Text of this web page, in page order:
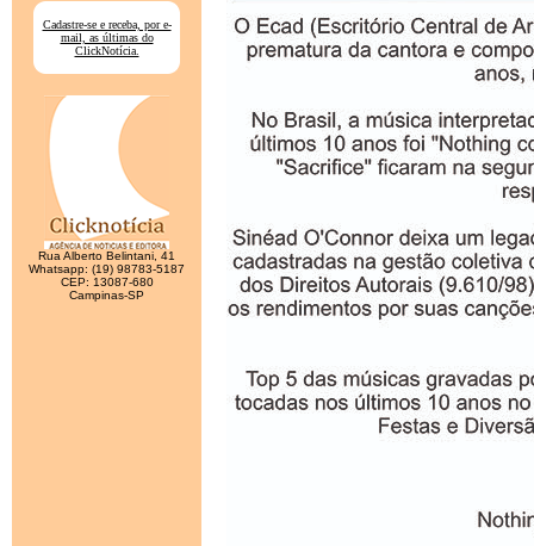
Cadastre-se e receba, por e-
mail, as últimas do
ClickNotícia.
Rua Alberto Belintani, 41
Whatsapp: (19) 98783-5187
CEP: 13087-680
Campinas-SP